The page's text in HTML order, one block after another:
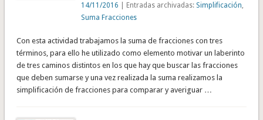
14/11/2016 | Entradas archivadas: Simplificación
Suma Fracciones
Con esta actividad trabajamos la suma de fracciones con tres
términos, para ello he utilizado como elemento motivar un laberinto
de tres caminos distintos en los que hay que buscar las fracciones
que deben sumarse y una vez realizada la suma realizamos la
simplificación de fracciones para comparar y averiguar …